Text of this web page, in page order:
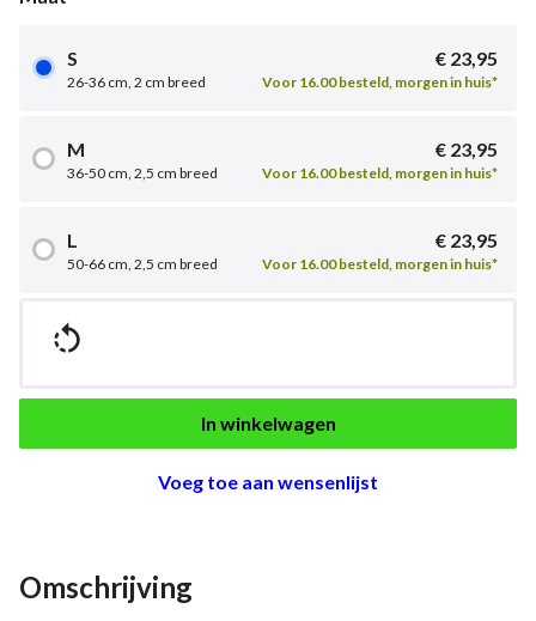
S
26-36 cm, 2 cm breed
€ 23,95
Voor 16.00 besteld, morgen in huis*
M
36-50 cm, 2,5 cm breed
€ 23,95
Voor 16.00 besteld, morgen in huis*
L
50-66 cm, 2,5 cm breed
€ 23,95
Voor 16.00 besteld, morgen in huis*

In winkelwagen
Voeg toe aan wensenlijst
Omschrijving